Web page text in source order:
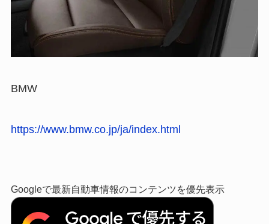
BMW
https://www.bmw.co.jp/ja/index.html
Googleで最新自動車情報のコンテンツを優先表示